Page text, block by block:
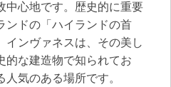
中心地です。歴史的に重要
ンドの「ハイランドの首
インヴァネスは、その美し
的な建造物で知られてお
気のある場所です。